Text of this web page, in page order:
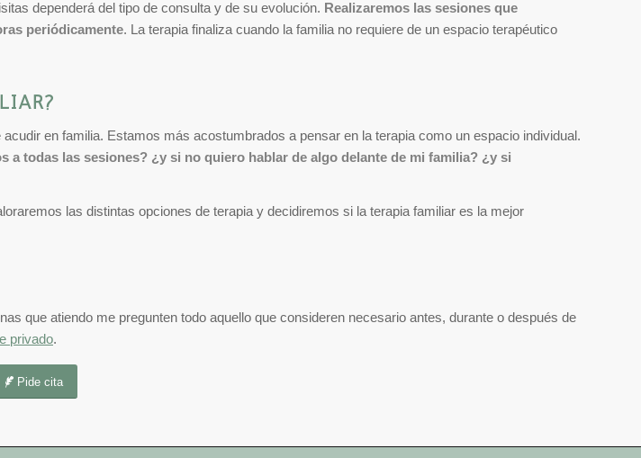
dependerá del tipo de consulta y de su evolución. Realizaremos las sesiones que
periódicamente. La terapia finaliza cuando la familia no requiere de un espacio terapéutico
en familia. Estamos más acostumbrados a pensar en la terapia como un espacio individual.
a todas las sesiones? ¿y si no quiero hablar de algo delante de mi familia? ¿y si
las distintas opciones de terapia y decidiremos si la terapia familiar es la mejor
que atiendo me pregunten todo aquello que consideren necesario antes, durante o después de
privado.
Pide cita